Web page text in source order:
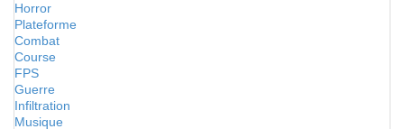
Horror
Plateforme
Combat
Course
FPS
Guerre
Infiltration
Musique